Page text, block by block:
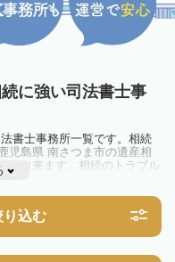
に強い司法書士事
書士事務所一覧です。相続
児島県 南さつま市の遺産相
が出来ます。相続のトラブル
書士に相談してみましょう。
り込む